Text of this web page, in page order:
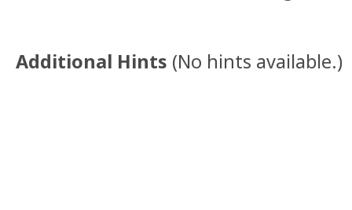
Additional Hints (No hints available.)